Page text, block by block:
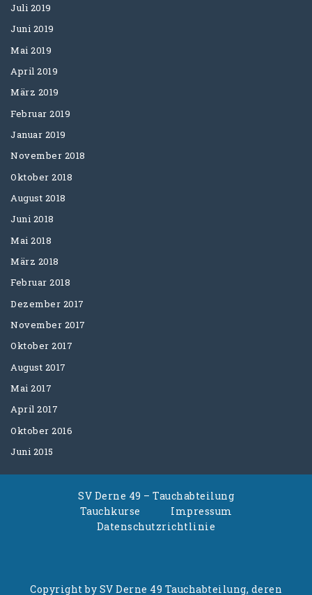
Juli 2019
Juni 2019
Mai 2019
April 2019
März 2019
Februar 2019
Januar 2019
November 2018
Oktober 2018
August 2018
Juni 2018
Mai 2018
März 2018
Februar 2018
Dezember 2017
November 2017
Oktober 2017
August 2017
Mai 2017
April 2017
Oktober 2016
Juni 2015
SV Derne 49 – Tauchabteilung
Tauchkurse
Impressum
Datenschutzrichtlinie
Copyright by SV Derne 49 Tauchabteilung, deren